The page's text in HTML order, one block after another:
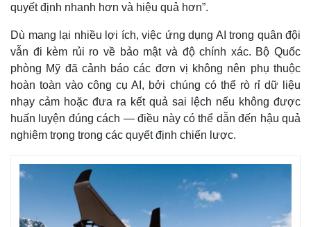
Khởi nghiệp
Thị trường
Giá vàng
quyết định nhanh hơn và hiệu quả hơn”.
Dù mang lại nhiều lợi ích, việc ứng dụng AI trong quân đội
vẫn đi kèm rủi ro về bảo mật và độ chính xác. Bộ Quốc
phòng Mỹ đã cảnh báo các đơn vị không nên phụ thuộc
hoàn toàn vào công cụ AI, bởi chúng có thể rò rỉ dữ liệu
nhạy cảm hoặc đưa ra kết quả sai lệch nếu không được
huấn luyện đúng cách — điều này có thể dẫn đến hậu quả
nghiêm trọng trong các quyết định chiến lược.